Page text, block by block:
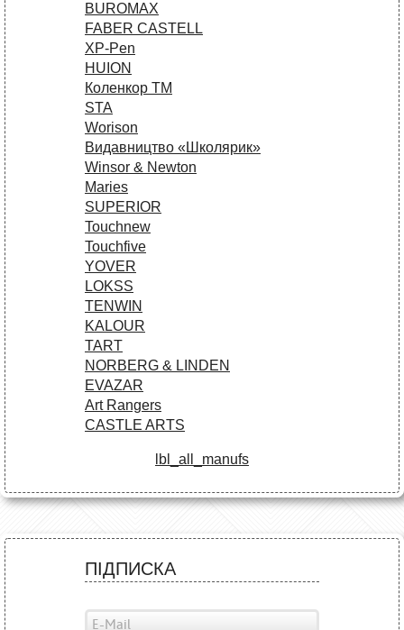
BUROMAX
FABER CASTELL
XP-Pen
HUION
Коленкор ТМ
STA
Worison
Видавництво «Школярик»
Winsor & Newton
Maries
SUPERIOR
Touchnew
Touchfive
YOVER
LOKSS
TENWIN
KALOUR
TART
NORBERG & LINDEN
EVAZAR
Art Rangers
CASTLE ARTS
lbl_all_manufs
ПІДПИСКА